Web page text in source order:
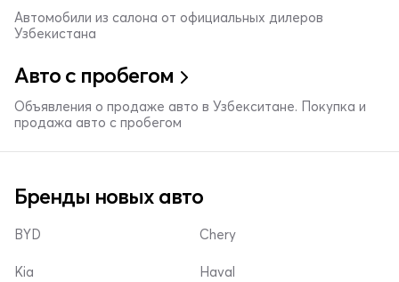
Автомобили из салона от официальных дилеров
Узбекистана
Авто с пробегом
Объявления о продаже авто в Узбекситане. Покупка и
продажа авто с пробегом
Бренды новых авто
BYD
Kia
Chery
Haval